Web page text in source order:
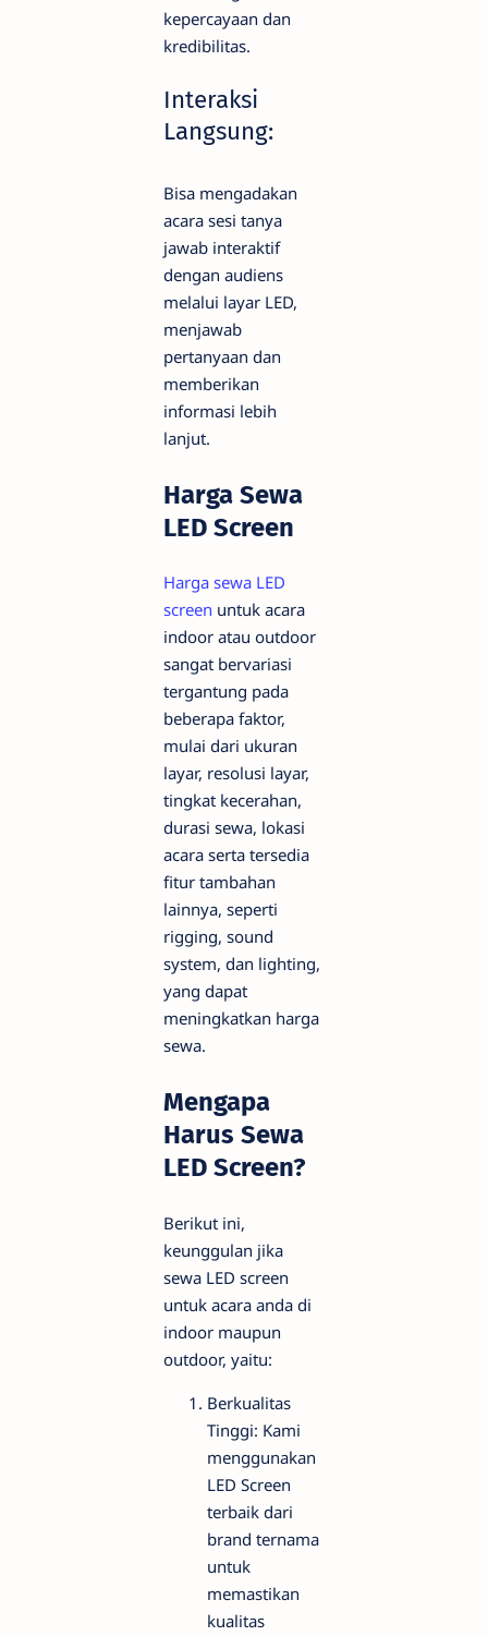
kepercayaan dan
kredibilitas.
Interaksi
Langsung:
Bisa mengadakan
acara sesi tanya
jawab interaktif
dengan audiens
melalui layar LED,
menjawab
pertanyaan dan
memberikan
informasi lebih
lanjut.
Harga Sewa
LED Screen
Harga sewa LED
screen untuk acara
indoor atau outdoor
sangat bervariasi
tergantung pada
beberapa faktor,
mulai dari ukuran
layar, resolusi layar,
tingkat kecerahan,
durasi sewa, lokasi
acara serta tersedia
fitur tambahan
lainnya, seperti
rigging, sound
system, dan lighting,
yang dapat
meningkatkan harga
sewa.
Mengapa
Harus Sewa
LED Screen?
Berikut ini,
keunggulan jika
sewa LED screen
untuk acara anda di
indoor maupun
outdoor, yaitu:
Berkualitas
Tinggi: Kami
menggunakan
LED Screen
terbaik dari
brand ternama
untuk
memastikan
kualitas